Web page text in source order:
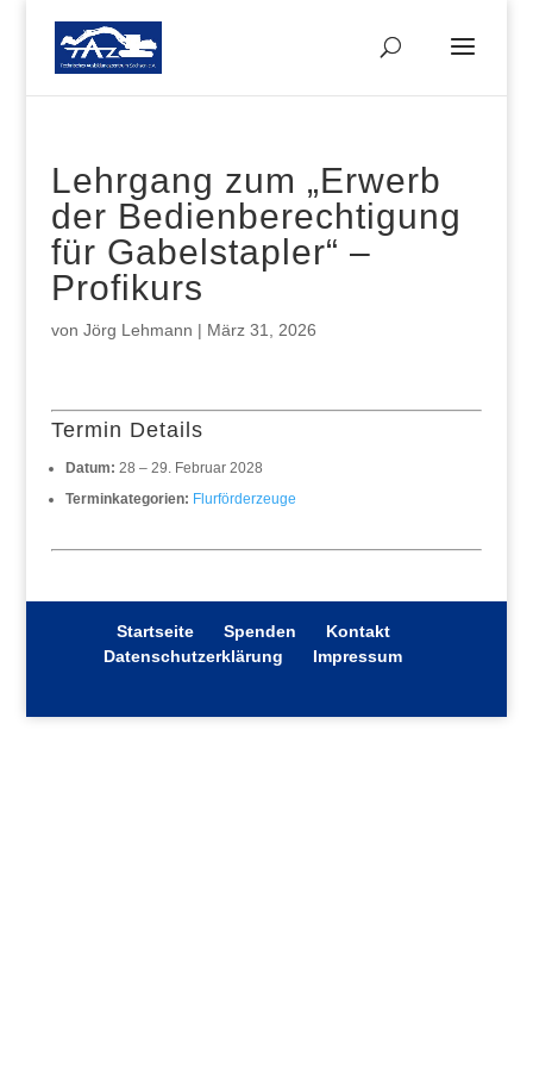
Lehrgang zum „Erwerb
der Bedienberechtigung
für Gabelstapler“ –
Profikurs
von Jörg Lehmann | März 31, 2026
Termin Details
Datum: 28 – 29. Februar 2028
Terminkategorien: Flurförderzeuge
Startseite Spenden
Kontakt
Datenschutzerklärung
Impressum